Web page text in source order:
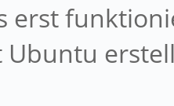
erst
Ubuntu